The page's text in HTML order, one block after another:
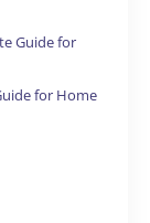
Guide for
for Home